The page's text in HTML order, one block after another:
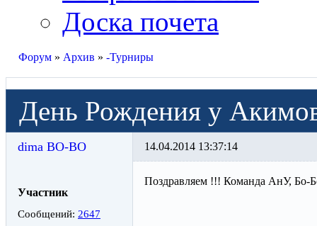
Доска почета
Форум » Архив » -Турниры
День Рождения у
dima BO-BO
Участник
Сообщений: 2647
14.04.2014 13:37:14
Поздравляем !!! Команда АнУ, Бо-